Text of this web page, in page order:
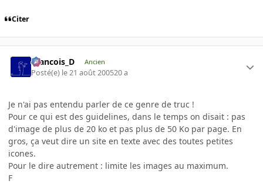
Citer
Francois_D Ancien
Posté(e) le 21 août 200520 a
Je n'ai pas entendu parler de ce genre de truc !
Pour ce qui est des guidelines, dans le temps on disait : pas
d'image de plus de 20 ko et pas plus de 50 Ko par page. En
gros, ça veut dire un site en texte avec des toutes petites
icones.
Pour le dire autrement : limite les images au maximum.
F